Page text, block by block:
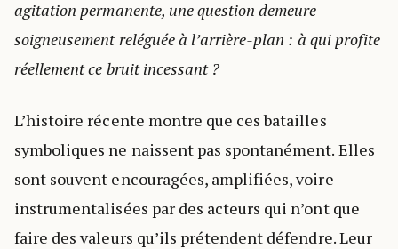
agitation permanente, une question demeure
soigneusement reléguée à l’arrière-plan : à qui profite
réellement ce bruit incessant ?
L’histoire récente montre que ces batailles
symboliques ne naissent pas spontanément. Elles
sont souvent encouragées, amplifiées, voire
instrumentalisées par des acteurs qui n’ont que
faire des valeurs qu’ils prétendent défendre. Leur